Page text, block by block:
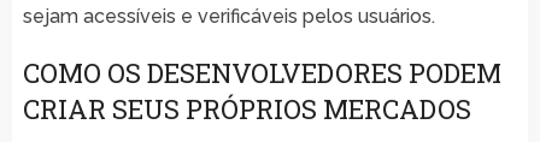
sejam acessíveis e verificáveis pelos usuários.
COMO OS DESENVOLVEDORES PODEM
CRIAR SEUS PRÓPRIOS MERCADOS